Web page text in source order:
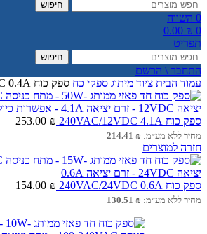
חיפוש
0 השווה
0
0.00 ₪
תפריט
חיפוש
התחבר \ הרשם
עמוד הבית ציוד מיתוג ספקי כח ספק כוח 240VAC/24VDC 0.4A
ספק כוח 240VAC/12VDC 4.1A 253.00 ₪
מחיר ללא מע״מ: 214.41 ₪
חזרה למוצרים
ספק כוח 240VAC/24VDC 0.6A 154.00 ₪
מחיר ללא מע״מ: 130.51 ₪